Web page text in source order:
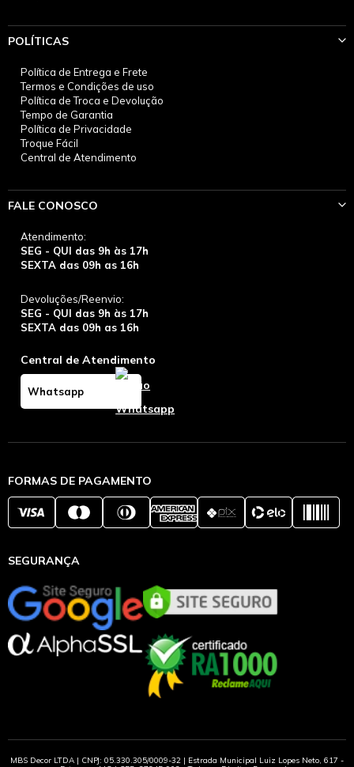
POLÍTICAS
Política de Entrega e Frete
Termos e Condições de uso
Política de Troca e Devolução
Tempo de Garantia
Política de Privacidade
Troque Fácil
Central de Atendimento
FALE CONOSCO
Atendimento:
SEG - QUI das 9h às 17h
SEXTA das 09h as 16h
Devoluções/Reenvio:
SEG - QUI das 9h às 17h
SEXTA das 09h as 16h
Central de Atendimento
Whatsapp
FORMAS DE PAGAMENTO
SEGURANÇA
MBS Decor LTDA | CNPJ: 05.330.305/0009-32 | Estrada Municipal Luiz Lopes Neto, 617 -